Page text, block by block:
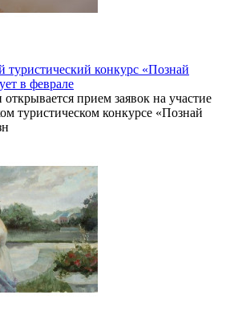
конкурс «Познай
в феврале
прием заявок на участие
туристическом конкурсе «Познай